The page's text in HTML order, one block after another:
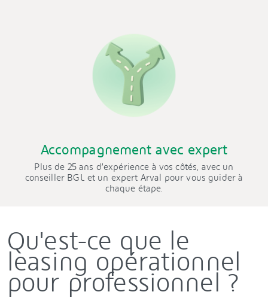
Accompagnement avec expert
Plus de 25 ans d’expérience à vos côtés, avec un
conseiller BGL et un expert Arval pour vous guider à
chaque étape.
Qu'est-ce que le
leasing opérationnel
pour professionnel ?